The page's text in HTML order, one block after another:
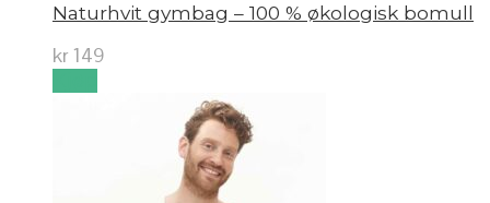
Naturhvit gymbag – 100 % økologisk bomull
kr 149